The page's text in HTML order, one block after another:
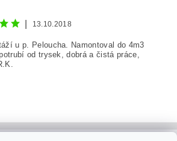
13.10.2018
u p. Peloucha. Namontoval do 4m3
od trysek, dobrá a čistá práce,